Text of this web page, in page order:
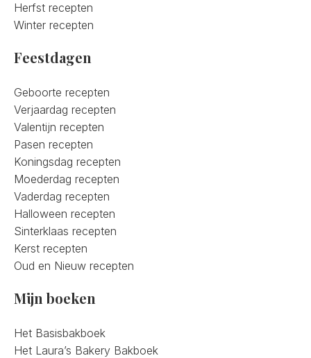
Herfst recepten
Winter recepten
Feestdagen
Geboorte recepten
Verjaardag recepten
Valentijn recepten
Pasen recepten
Koningsdag recepten
Moederdag recepten
Vaderdag recepten
Halloween recepten
Sinterklaas recepten
Kerst recepten
Oud en Nieuw recepten
Mijn boeken
Het Basisbakboek
Het Laura’s Bakery Bakboek